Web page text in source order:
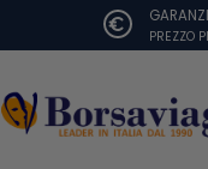
PREZZO